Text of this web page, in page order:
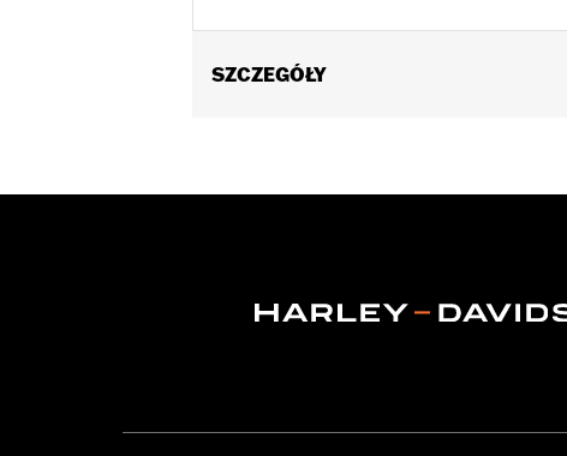
SZCZEGÓŁY
In the Box:4 chrome-plated acorn nuts